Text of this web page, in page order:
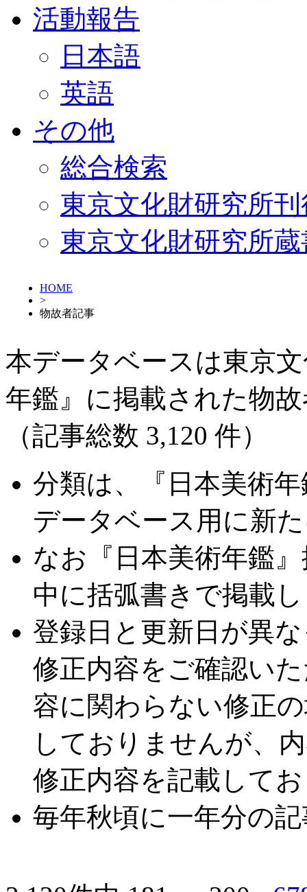
活動報告
日本語
英語
その他
総合検索
東京文化財研究所
東京文化財研究所
HOME
>
物故者記事
本データベースは東京
年鑑』に掲載された物
（記事総数 3,120 件）
分類は、『日本美術
データベース用に新
なお『日本美術年鑑
中に括弧書きで掲載
登録日と更新日が異
修正内容をご確認い
容に関わらない修正
しておりませんが、
修正内容を記載して
毎年秋頃に一年分の